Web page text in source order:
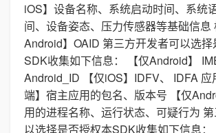
iOS】设备名称、系统启动时间、系统
间、设备姿态、压力传感器等基础信息
Android】OAID 第三方开发者可以选
SDK收集如下信息： 【仅Android】
Android_ID 【仅iOS】IDFV、 IDFA 应
端】宿主应用的包名、版本号 【仅
用的进程名称、运行状态、可疑行为
以选择是否授权本SDK收集如下信息